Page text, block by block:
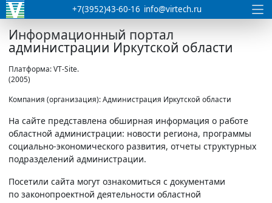
+7(3952)43-60-16 info@virtech.ru
Информационный портал
администрации Иркутской области
Платформа: VT-Site.
(2005)
Компания (организация): Администрация Иркутской области
На сайте представлена обширная информация о работе
областной администрации: новости региона, программы
социально-экономического развития, отчеты структурных
подразделений администрации.
Посетили сайта могут ознакомиться с документами
по законопроектной деятельности областной